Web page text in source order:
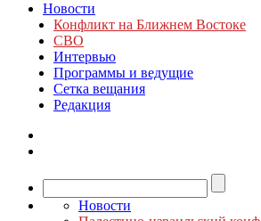
Новости
Конфликт на Ближнем Востоке
СВО
Интервью
Программы и ведущие
Сетка вещания
Редакция
Новости